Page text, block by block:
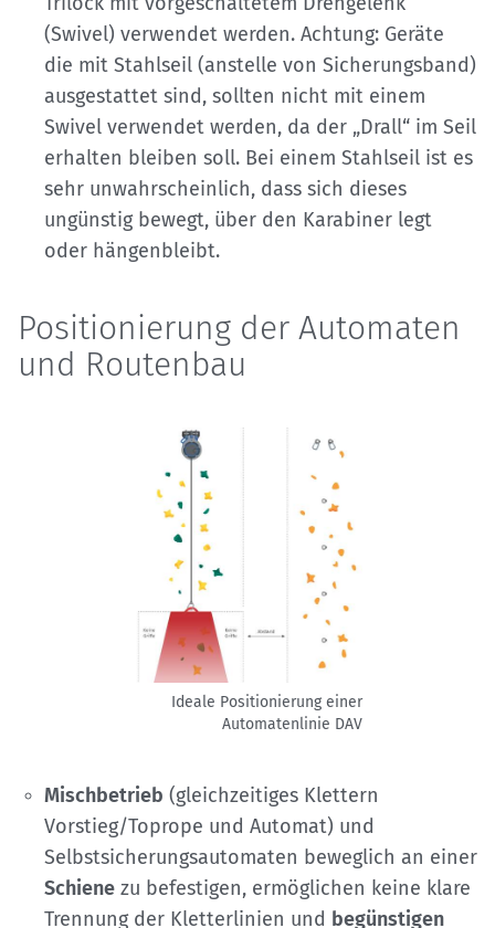
(Swivel) verwendet werden. Achtung: Geräte
die mit Stahlseil (anstelle von Sicherungsband)
ausgestattet sind, sollten nicht mit einem
Swivel verwendet werden, da der „Drall“ im Seil
erhalten bleiben soll. Bei einem Stahlseil ist es
sehr unwahrscheinlich, dass sich dieses
ungünstig bewegt, über den Karabiner legt
oder hängenbleibt.
Positionierung der Automaten
und Routenbau
Ideale Positionierung einer
Automatenlinie DAV
Mischbetrieb (gleichzeitiges Klettern
Vorstieg/Toprope und Automat) und
Selbstsicherungsautomaten beweglich an einer
Schiene zu befestigen, ermöglichen keine klare
Trennung der Kletterlinien und begünstigen